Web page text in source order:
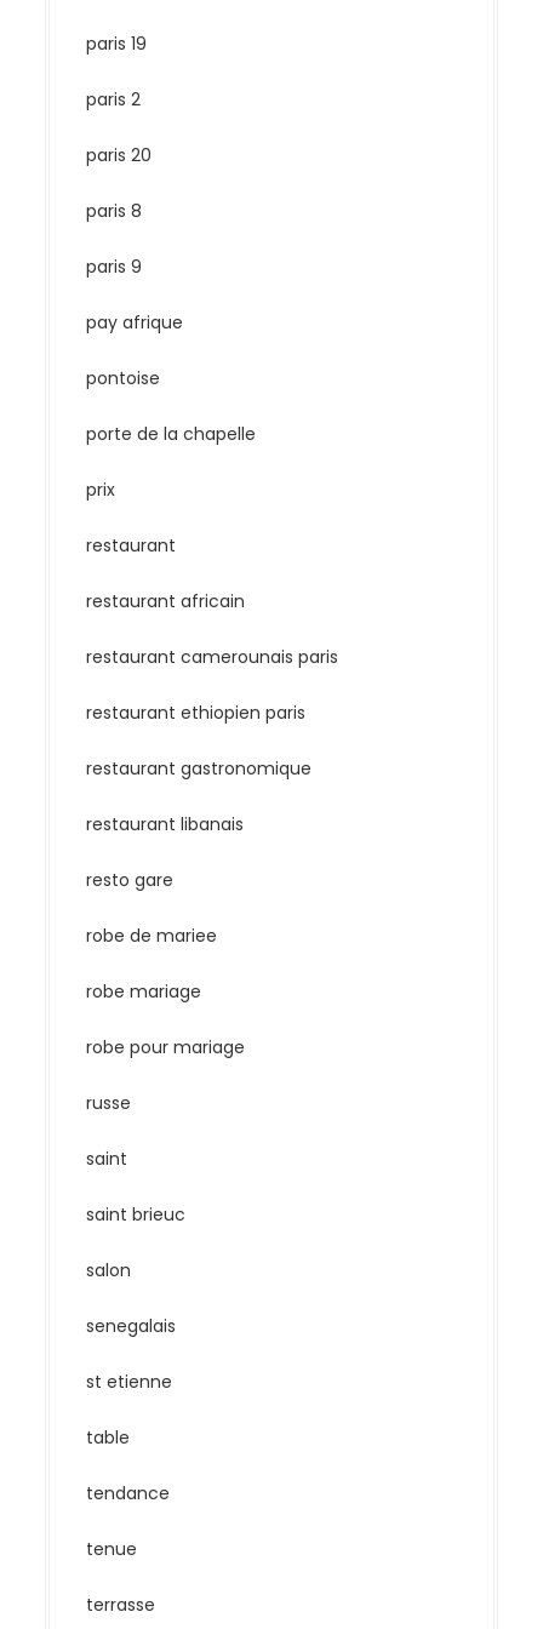
paris 19
paris 2
paris 20
paris 8
paris 9
pay afrique
pontoise
porte de la chapelle
prix
restaurant
restaurant africain
restaurant camerounais paris
restaurant ethiopien paris
restaurant gastronomique
restaurant libanais
resto gare
robe de mariee
robe mariage
robe pour mariage
russe
saint
saint brieuc
salon
senegalais
st etienne
table
tendance
tenue
terrasse